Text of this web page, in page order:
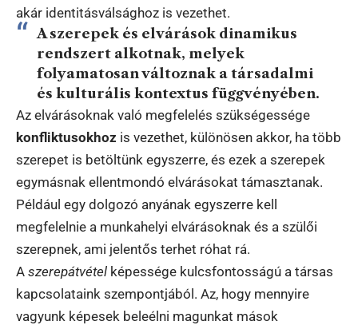
akár identitásválsághoz is vezethet.
A szerepek és elvárások dinamikus
rendszert alkotnak, melyek
folyamatosan változnak a társadalmi
és kulturális kontextus függvényében.
Az elvárásoknak való megfelelés szükségessége
konfliktusokhoz is vezethet, különösen akkor, ha több
szerepet is betöltünk egyszerre, és ezek a szerepek
egymásnak ellentmondó elvárásokat támasztanak.
Például egy dolgozó anyának egyszerre kell
megfelelnie a munkahelyi elvárásoknak és a szülői
szerepnek, ami jelentős terhet róhat rá.
A szerepátvétel képessége kulcsfontosságú a társas
kapcsolataink szempontjából. Az, hogy mennyire
vagyunk képesek beleélni magunkat mások